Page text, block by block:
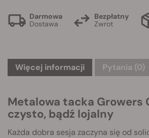
Darmowa
Dostawa
Bezpłatny
Zwrot
Więcej informacji Pytania (0)
Metalowa tacka Growers
czysto, bądź lojalny
Każda dobra sesja zaczyna się od